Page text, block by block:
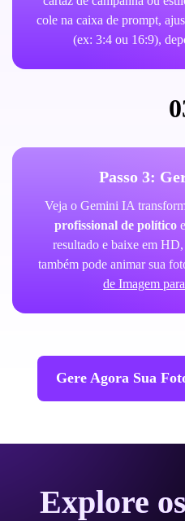
cole na caixa de prompt,
(ex: 3:4 ou 16:9),
Passo 3:
Veja o Gemini IA
profissional de político
resultado e baixe em HD,
também pode animar sua
de Imagem
Gere Agora Sua
Explore